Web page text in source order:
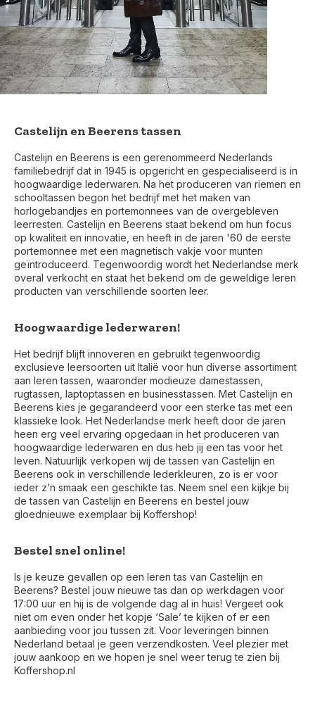
Castelijn en Beerens tassen
Castelijn en Beerens is een gerenommeerd Nederlands
familiebedrijf dat in 1945 is opgericht en gespecialiseerd is in
hoogwaardige lederwaren. Na het produceren van riemen en
schooltassen begon het bedrijf met het maken van
horlogebandjes en portemonnees van de overgebleven
leerresten. Castelijn en Beerens staat bekend om hun focus
op kwaliteit en innovatie, en heeft in de jaren '60 de eerste
portemonnee met een magnetisch vakje voor munten
geïntroduceerd. Tegenwoordig wordt het Nederlandse merk
overal verkocht en staat het bekend om de geweldige leren
producten van verschillende soorten leer.
Hoogwaardige lederwaren!
Het bedrijf blijft innoveren en gebruikt tegenwoordig
exclusieve leersoorten uit Italië voor hun diverse assortiment
aan leren tassen, waaronder modieuze damestassen,
rugtassen, laptoptassen en businesstassen. Met Castelijn en
Beerens kies je gegarandeerd voor een sterke tas met een
klassieke look. Het Nederlandse merk heeft door de jaren
heen erg veel ervaring opgedaan in het produceren van
hoogwaardige lederwaren en dus heb jij een tas voor het
leven. Natuurlijk verkopen wij de tassen van Castelijn en
Beerens ook in verschillende lederkleuren, zo is er voor
ieder z’n smaak een geschikte tas. Neem snel een kijkje bij
de tassen van Castelijn en Beerens en bestel jouw
gloednieuwe exemplaar bij Koffershop!
Bestel snel online!
Is je keuze gevallen op een leren tas van Castelijn en
Beerens? Bestel jouw nieuwe tas dan op werkdagen voor
17:00 uur en hij is de volgende dag al in huis! Vergeet ook
niet om even onder het kopje ‘Sale’ te kijken of er een
aanbieding voor jou tussen zit. Voor leveringen binnen
Nederland betaal je geen verzendkosten. Veel plezier met
jouw aankoop en we hopen je snel weer terug te zien bij
Koffershop.nl